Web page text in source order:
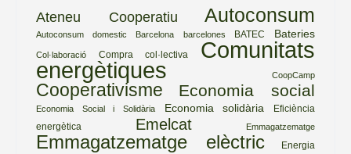
Ateneu Cooperatiu Autoconsum
Autoconsum domestic Barcelona barcelones BATEC Bateries
Col·laboració Compra col·lectiva Comunitats
energètiques CoopCamp
Cooperativisme Economia social
Economia Social i Solidària Economia solidària
Eficiència
energètica
Emelcat Emmagatzematge
Emmagatzematge elèctric
Energia